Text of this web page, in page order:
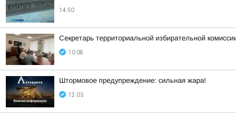
14:50
Секретарь территориальной избирательной
10:08
Штормовое предупреждение: сильная жара!
12:03